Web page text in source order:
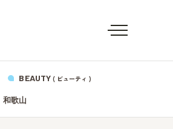
BEAUTY ( ビューティ )
和歌山